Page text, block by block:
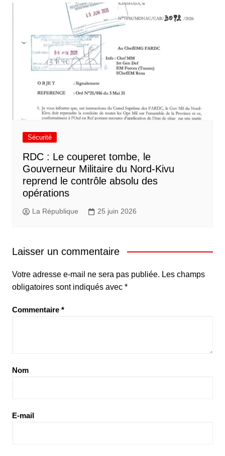
Sécurité
RDC : Le couperet tombe, le
Gouverneur Militaire du Nord-Kivu
reprend le contrôle absolu des
opérations
La République 25 juin 2026
Laisser un commentaire
Votre adresse e-mail ne sera pas publiée. Les champs
obligatoires sont indiqués avec *
Commentaire *
Nom
E-mail